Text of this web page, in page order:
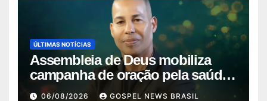
ÚLTIMAS NOTÍCIAS
Assembleia de Deus mobiliza
campanha de oração pela saúde
do pas…
06/08/2026 GOSPEL NEWS BRASIL